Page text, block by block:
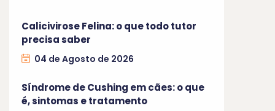
Calicivirose Felina: o que todo tutor
precisa saber
04 de Agosto de 2026
Síndrome de Cushing em cães: o que
é, sintomas e tratamento